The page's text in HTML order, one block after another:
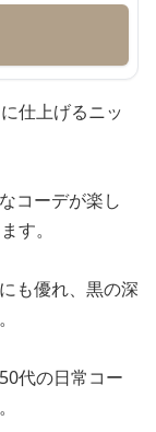
仕上げるニッ
コーデが楽し
す。
も優れ、黒の深
代の日常コー